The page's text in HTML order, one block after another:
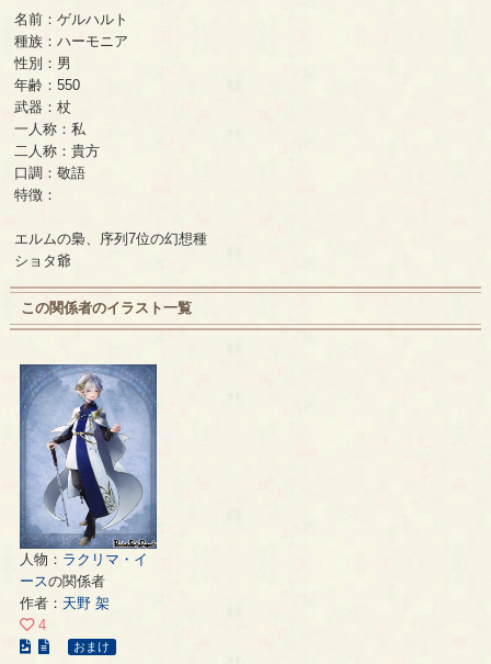
名前：ゲルハルト
種族：ハーモニア
性別：男
年齢：550
武器：杖
一人称：私
二人称：貴方
口調：敬語
特徴：
エルムの梟、序列7位の幻想種
ショタ爺
この関係者のイラスト一覧
人物： ラクリマ・イ
ースの関係者
作者： 天野 架
4
こ おまけ